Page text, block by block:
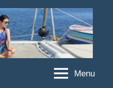
Menu